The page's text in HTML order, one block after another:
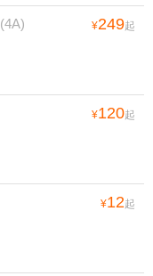
(4A) ¥249起
¥120起
¥12起